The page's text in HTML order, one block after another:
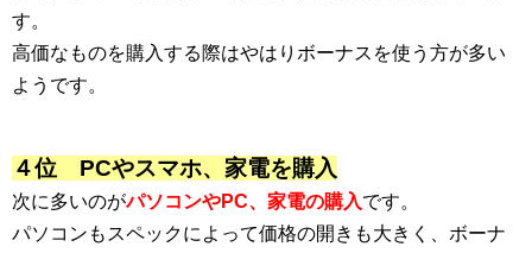
す。
高価なものを購入する際はやはりボーナスを使う方が多い
ようです。
４位 PCやスマホ、家電を購入
次に多いのがパソコンやPC、家電の購入です。
パソコンもスペックによって価格の開きも大きく、ボーナ